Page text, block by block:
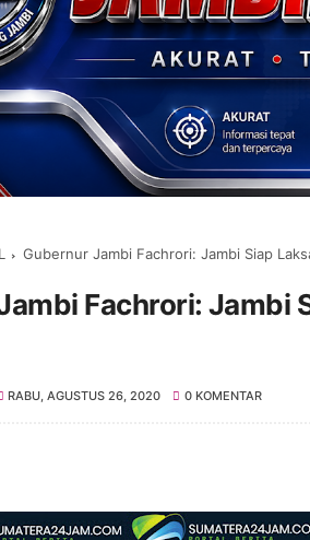
Gubernur Jambi Fachrori: Jambi Siap
Fachrori: Jambi
RABU, AGUSTUS 26, 2020 0 KOMENTAR